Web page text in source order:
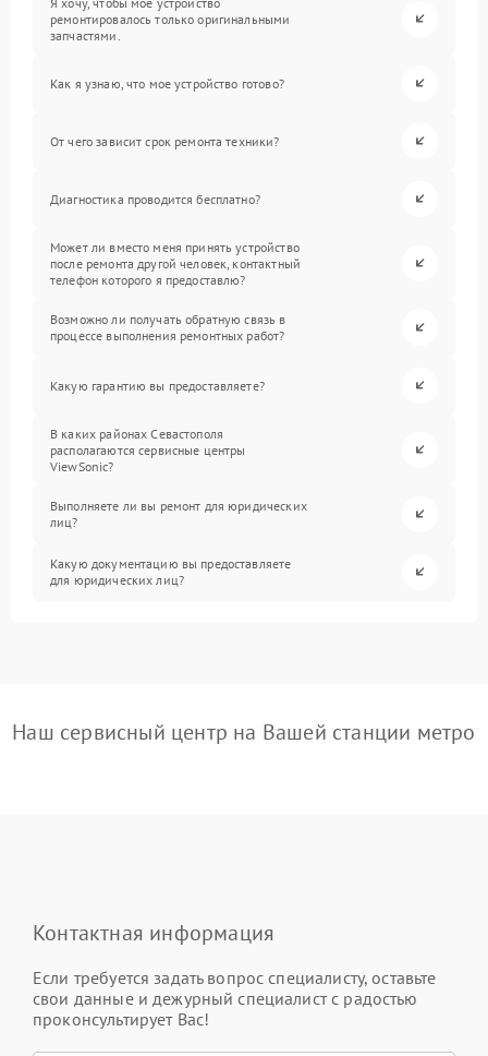
ремонтировалось только оригинальными
запчастями.
Как я узнаю, что мое устройство готово?
От чего зависит срок ремонта техники?
Диагностика проводится бесплатно?
Может ли вместо меня принять устройство
после ремонта другой человек, контактный
телефон которого я предоставлю?
Возможно ли получать обратную связь в
процессе выполнения ремонтных работ?
Какую гарантию вы предоставляете?
В каких районах Севастополя
располагаются сервисные центры
ViewSonic?
Выполняете ли вы ремонт для юридических
лиц?
Какую документацию вы предоставляете
для юридических лиц?
Наш сервисный центр на Вашей станции метро
Контактная информация
Если требуется задать вопрос специалисту, оставьте
свои данные и дежурный специалист с радостью
проконсультирует Вас!